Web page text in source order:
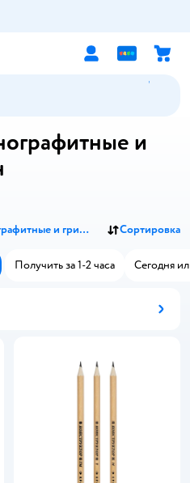
и
и грифели Сортировка
Получить за 1-2 часа Сегодня